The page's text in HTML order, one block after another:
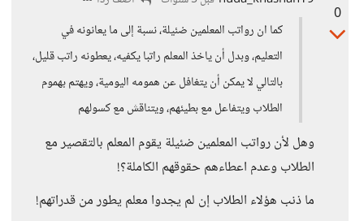
0
كما ان رواتب المعلمين ضئيلة، نسبة إلى ما يعانونه في
التعليم، وبدل أن ياخذ المعلم راتبا يكفيه، يعطونه راتب قليل،
بالتالي لا يمكن أن يتغافل عن همومه اليومية، ويهتم بهموم
الطلاب ويتفاعل مع بطيئهم، ويتناقش مع كسولهم
وهل لأن رواتب المعلمين ضئيلة يقوم المعلم بالتقصير مع
الطلاب وعدم اعطاءهم حقوقهم الكاملة؟!
ما ذنب هؤلاء الطلاب إن لم يجدوا معلم يطور من قدراتهم!